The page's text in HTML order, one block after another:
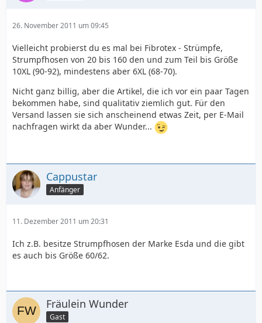
26. November 2011 um 09:45
Vielleicht probierst du es mal bei Fibrotex - Strümpfe,
Strumpfhosen von 20 bis 160 den und zum Teil bis Größe
10XL (90-92), mindestens aber 6XL (68-70).
Nicht ganz billig, aber die Artikel, die ich vor ein paar Tagen
bekommen habe, sind qualitativ ziemlich gut. Für den
Versand lassen sie sich anscheinend etwas Zeit, per E-Mail
nachfragen wirkt da aber Wunder...
Cappustar
Anfänger
11. Dezember 2011 um 20:31
Ich z.B. besitze Strumpfhosen der Marke Esda und die gibt
es auch bis Größe 60/62.
Fräulein Wunder
Gast